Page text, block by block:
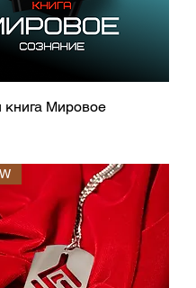
книга Мировое